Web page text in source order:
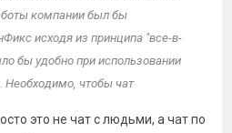
компании был бы
исходя из принципа "все-в-
бы удобно при использовании
Необходимо, чтобы чат
это не чат с людьми, а чат по